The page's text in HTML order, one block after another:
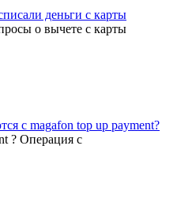
деньги с карты
о вычете с карты
с magafon top up payment?
? Операция с